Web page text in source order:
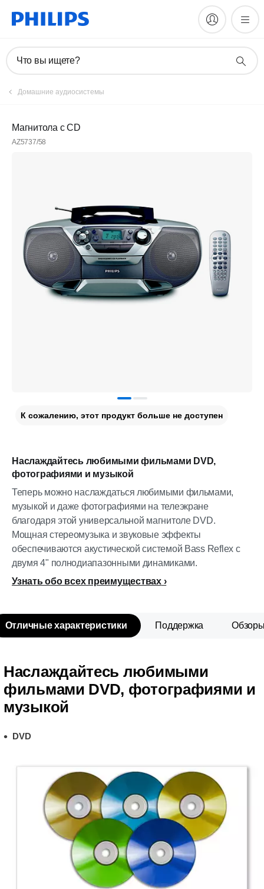
Что вы ищете?
Домашние аудиосистемы
Магнитола с CD
AZ5737/58
Наслаждайтесь любимыми фильмами DVD,
фотографиями и музыкой
Теперь можно наслаждаться любимыми фильмами,
музыкой и даже фотографиями на телеэкране
благодаря этой универсальной магнитоле DVD.
Мощная стереомузыка и звуковые эффекты
обеспечиваются акустической системой Bass Reflex с
двумя 4" полнодиапазонными динамиками.
Узнать обо всех преимуществах
К сожалению, этот продукт больше не доступен
Отличные характеристики Поддержка
Наслаждайтесь любимыми
фильмами DVD, фотографиями и
музыкой
DVD